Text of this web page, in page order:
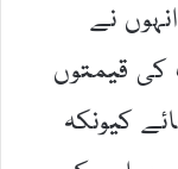
نے
کی قیمتوں
کیونکہ